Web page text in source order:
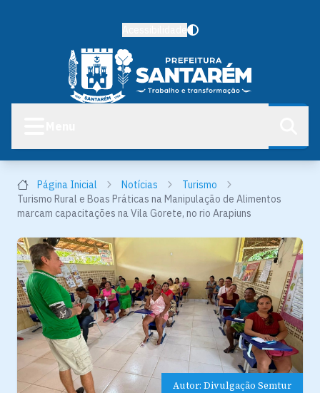
Página Inicial Notícias
Turismo
Turismo Rural e Boas Práticas na Manipulação de Alimentos
marcam capacitações na Vila Gorete, no rio Arapiuns
Autor: Divulgação Semtur